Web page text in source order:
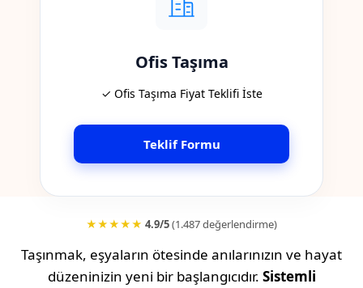
Ofis Taşıma
✓ Ofis Taşıma Fiyat Teklifi İste
Teklif Formu
★★★★★ 4.9/5(1.487 değerlendirme)
Taşınmak, eşyaların ötesinde anılarınızın ve hayat
düzeninizin yeni bir başlangıcıdır. Sistemli